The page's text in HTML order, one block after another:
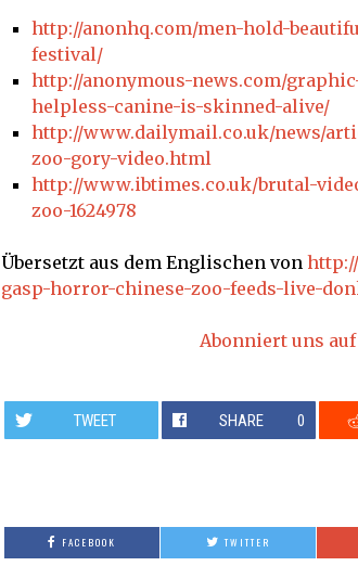
http://anonhq.com/men-hold-
festival/
http://anonymous-news.com/
helpless-canine-is-skinned-alive/
http://www.dailymail.co.uk/news/
zoo-gory-video.html
http://www.ibtimes.co.uk/brutal-
zoo-1624978
Übersetzt aus dem Englischen von
gasp-horror-chinese-zoo-feeds-live-
Abonniert uns
TWEET SHARE 0
FACEBOOK TWITTER